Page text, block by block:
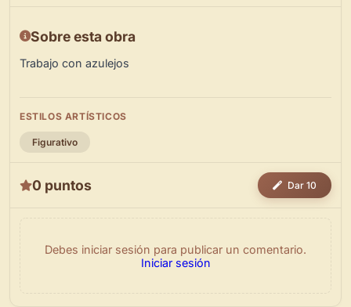
Sobre esta obra
Trabajo con azulejos
ESTILOS ARTÍSTICOS
Figurativo
0 puntos Dar 10
Debes iniciar sesión para publicar un comentario.
Iniciar sesión